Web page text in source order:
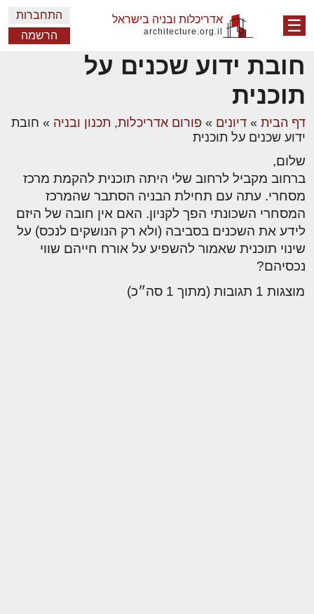
☰ אדריכלות ובניה בישראל
architecture.org.il
התחברות
הרשמה
חובת ידוע שכנים על
תוכנית
דף הבית » דיונים » פורום אדריכלות, תכנון ובניה » חובת
ידוע שכנים על תוכנית
שלום,
ברחוב מקביל לרחוב שלי היתה תוכנית להקמת מרכז
מסחרי. עתה עם תחילת הבניה הסתבר שהמרכז
המסחרי השכונתי הפך לקניון. האם אין חובה של היזם
לידע את השכנים בסביבה (ולא רק הנושקים לנכס) על
שינוי תוכנית שאמור להשפיע על אורח חייהם שווי
נכסיהם?
מוצגות 1 תגובות (מתוך 1 סה״כ)